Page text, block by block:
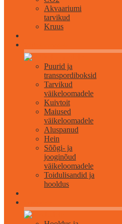
Akvaariumi
tarvikud
Kruus
Puurid ja
transpordiboksid
Tarvikud
väikeloomadele
Kuivtoit
Maiused
väikeloomadele
Aluspanud
Hein
Sõõgi- ja
jooginõud
väikeloomadele
Toidulisandid ja
hooldus